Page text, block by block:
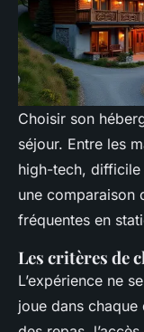
Choisir son
séjour. Entre les
high-tech,
une comparaison
fréquentes en
Les critères de
L’expérience ne
joue dans chaque